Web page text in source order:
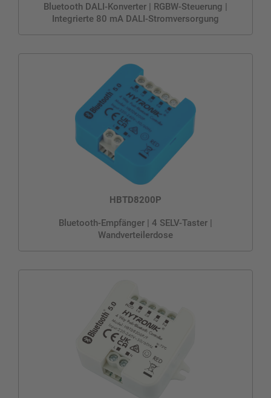
Bluetooth DALI-Konverter | RGBW-Steuerung |
Integrierte 80 mA DALI-Stromversorgung
HBTD8200P
Bluetooth-Empfänger | 4 SELV-Taster |
Wandverteilerdose